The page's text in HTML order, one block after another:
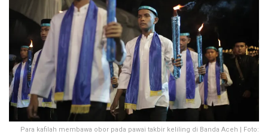
Para kafilah membawa obor pada pawai takbir keliling di Banda Aceh | Foto: